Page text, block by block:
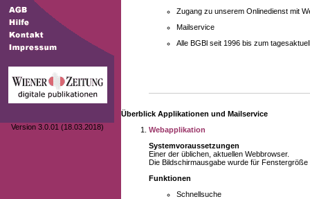
Version 3.0.01 (18.03.2018)
Zugang zu unserem Onlinedienst mit
Mailservice
Alle BGBl seit 1996 bis zum
Überblick Applikationen und Mailservice
Webapplikation
Systemvoraussetzungen
Einer der üblichen, aktuellen Webbrowser.
Die Bildschirmausgabe wurde für
Funktionen
Schnellsuche